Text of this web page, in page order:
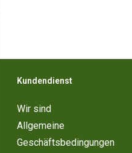
Kundendienst
Wir sind
Allgemeine
Geschäftsbedingungen